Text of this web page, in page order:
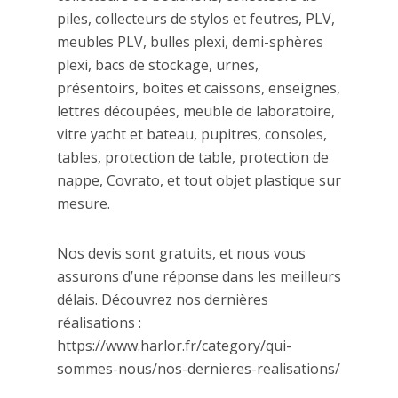
piles, collecteurs de stylos et feutres, PLV,
meubles PLV, bulles plexi, demi-sphères
plexi, bacs de stockage, urnes,
présentoirs, boîtes et caissons, enseignes,
lettres découpées, meuble de laboratoire,
vitre yacht et bateau, pupitres, consoles,
tables, protection de table, protection de
nappe, Covrato, et tout objet plastique sur
mesure.
Nos devis sont gratuits, et nous vous
assurons d’une réponse dans les meilleurs
délais. Découvrez nos dernières
réalisations :
https://www.harlor.fr/category/qui-
sommes-nous/nos-dernieres-realisations/